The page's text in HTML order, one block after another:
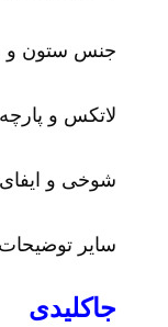
جنس ستون و
لاتکس و پارچه
شوخی و ایفای
سایر توضیحات
جاکلیدی